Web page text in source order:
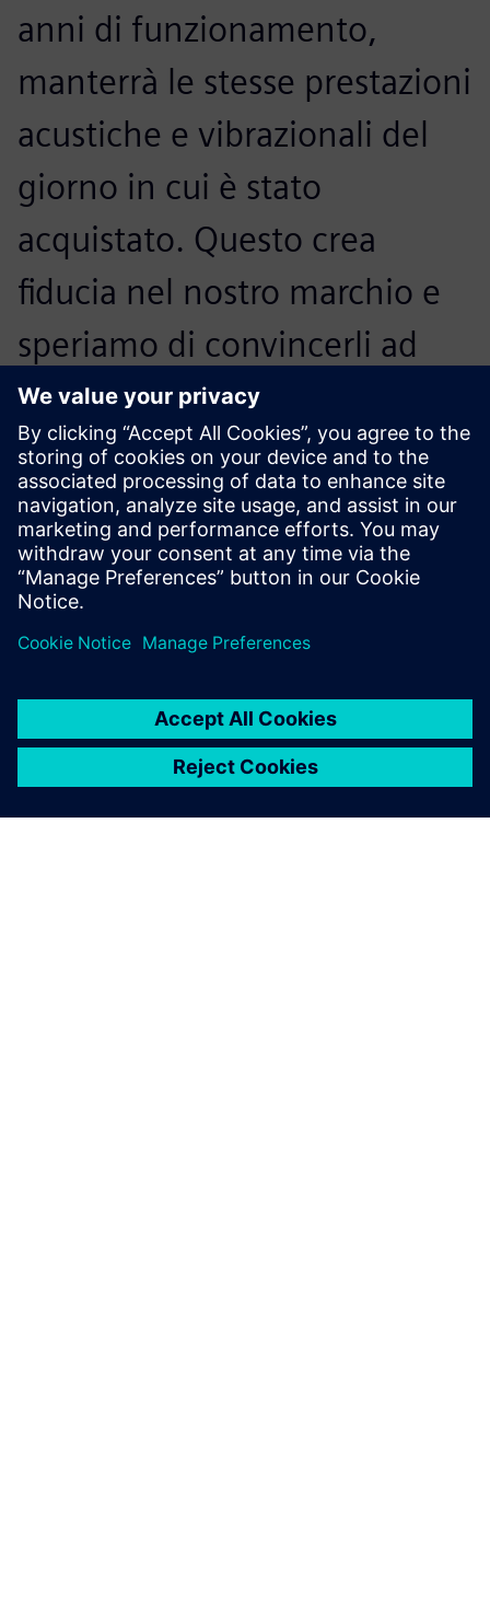
anni di funzionamento,
manterrà le stesse prestazioni
acustiche e vibrazionali del
giorno in cui è stato
acquistato. Questo crea
fiducia nel nostro marchio e
speriamo di convincerli ad
acquistare la nostra prossima
generazione di
elettrodomestici.
Otto Petraška, Head of Vibration and Acoustic Department,
BSH Slovacchia